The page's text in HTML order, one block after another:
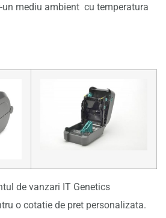
mediu ambient cu temperatura
de vanzari IT Genetics
o cotatie de pret personalizata.